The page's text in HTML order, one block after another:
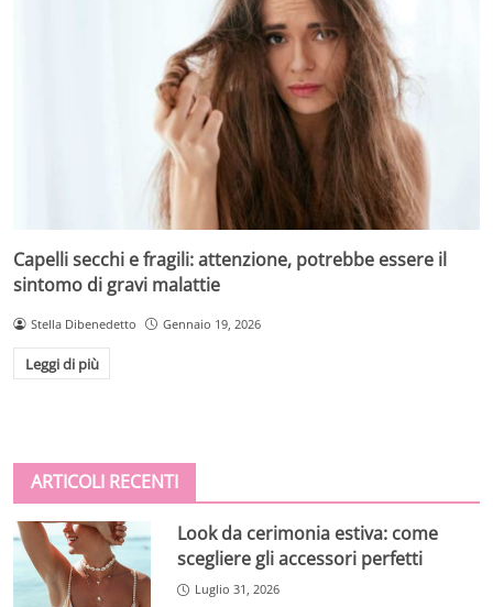
Capelli secchi e fragili: attenzione, potrebbe essere il
sintomo di gravi malattie
Stella Dibenedetto Gennaio 19, 2026
Leggi di più
ARTICOLI RECENTI
Look da cerimonia estiva: come
scegliere gli accessori perfetti
Luglio 31, 2026